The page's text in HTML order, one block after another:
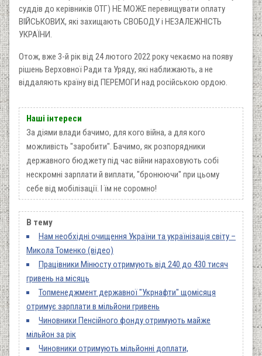
суддів до керівників ОТГ) НЕ МОЖЕ перевищувати оплату
ВІЙСЬКОВИХ, які захищають СВОБОДУ і НЕЗАЛЕЖНІСТЬ
УКРАЇНИ.
Отож, вже 3-й рік від 24 лютого 2022 року чекаємо на появу
рішень Верховної Ради та Уряду, які наближають, а не
віддаляють країну від ПЕРЕМОГИ над російською ордою.
Наші інтереси
За діями влади бачимо, для кого війна, а для кого
можливість "заробити". Бачимо, як розпорядники
державного бюджету під час війни нараховують собі
нескромні зарплати й виплати, "бронюючи" при цьому
себе від мобілізації. І їм не соромно!
В тему
Нам необхідні очищення України та українізація світу –
Микола Томенко (відео)
Працівники Мінюсту отримують від 240 до 430 тисяч
гривень на місяць
Топменеджмент державної "Укрнафти" щомісяця
отримує зарплати в мільйони гривень
Чиновники Пенсійного фонду отримують майже
мільйон за рік
Чиновники отримують мільйонні доплати,